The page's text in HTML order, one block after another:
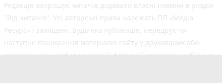
Редакція запрошує читачів додавати власні новини в розділ
"Від читачів". Усі авторські права належать ПП «Медіа
Ресурс» і захищені. Будь-яка публiкацiя, передрук чи
наступне поширення матеріалів сайту у друкованих або
електронних засобах масової інформації можлива не більше